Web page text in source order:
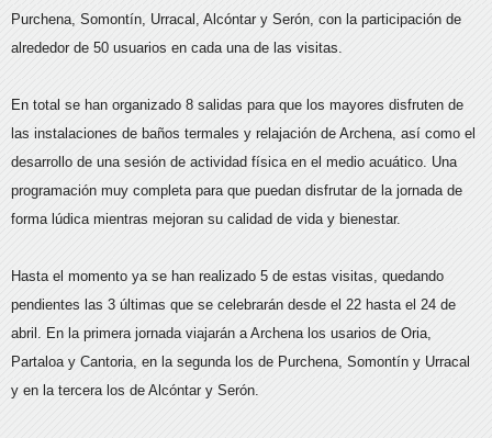
Purchena, Somontín, Urracal, Alcóntar y Serón, con la participación de
alrededor de 50 usuarios en cada una de las visitas.
En total se han organizado 8 salidas para que los mayores disfruten de
las instalaciones de baños termales y relajación de Archena, así como el
desarrollo de una sesión de actividad física en el medio acuático. Una
programación muy completa para que puedan disfrutar de la jornada de
forma lúdica mientras mejoran su calidad de vida y bienestar.
Hasta el momento ya se han realizado 5 de estas visitas, quedando
pendientes las 3 últimas que se celebrarán desde el 22 hasta el 24 de
abril. En la primera jornada viajarán a Archena los usarios de Oria,
Partaloa y Cantoria, en la segunda los de Purchena, Somontín y Urracal
y en la tercera los de Alcóntar y Serón.